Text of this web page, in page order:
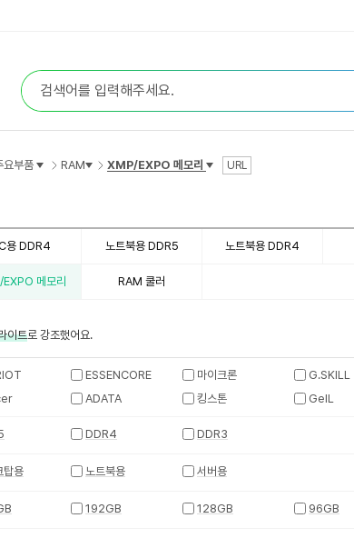
합
검
색
요부품 RAM XMP/EXPO 메모리 URL
용 DDR4 노트북용 DDR5 노트북용 DDR4
메모리 RAM 쿨러
이트로 강조했어요.
ESSENCORE 마이크론 G.SKILL
ADATA 킹스톤 GeIL
DDR4 DDR3
탑용 노트북용 서버용
192GB 128GB 96GB